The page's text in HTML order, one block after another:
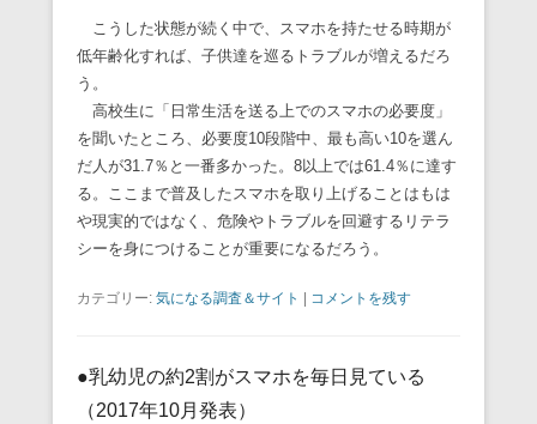
こうした状態が続く中で、スマホを持たせる時期が
低年齢化すれば、子供達を巡るトラブルが増えるだろ
う。
高校生に「日常生活を送る上でのスマホの必要度」
を聞いたところ、必要度10段階中、最も高い10を選ん
だ人が31.7％と一番多かった。8以上では61.4％に達す
る。ここまで普及したスマホを取り上げることはもは
や現実的ではなく、危険やトラブルを回避するリテラ
シーを身につけることが重要になるだろう。
カテゴリー: 気になる調査＆サイト コメントを残す
●乳幼児の約2割がスマホを毎日見ている
（2017年10月発表）